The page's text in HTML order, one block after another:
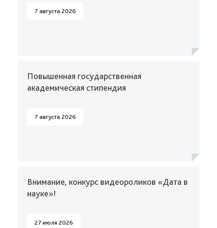
7 августа 2026
Повышенная государственная
академическая стипендия
7 августа 2026
Внимание, конкурс видеороликов «Дата в
науке»!
27 июля 2026